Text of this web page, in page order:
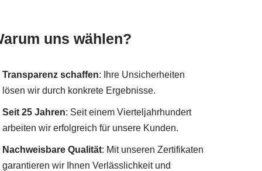
uns wählen?
Transparenz schaffen: Ihre Unsicherheiten
lösen wir durch konkrete Ergebnisse.
Seit 25 Jahren: Seit einem Vierteljahrhundert
arbeiten wir erfolgreich für unsere Kunden.
Nachweisbare Qualität: Mit unseren Zertifikaten
garantieren wir Ihnen Verlässlichkeit und